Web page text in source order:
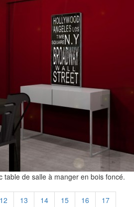
table de salle à manger en bois foncé.
12 13 14 15 16
17